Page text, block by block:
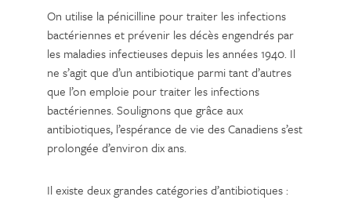
On utilise la pénicilline pour traiter les infections
bactériennes et prévenir les décès engendrés par
les maladies infectieuses depuis les années 1940. Il
ne s’agit que d’un antibiotique parmi tant d’autres
que l’on emploie pour traiter les infections
bactériennes. Soulignons que grâce aux
antibiotiques, l’espérance de vie des Canadiens s’est
prolongée d’environ dix ans.
Il existe deux grandes catégories d’antibiotiques :